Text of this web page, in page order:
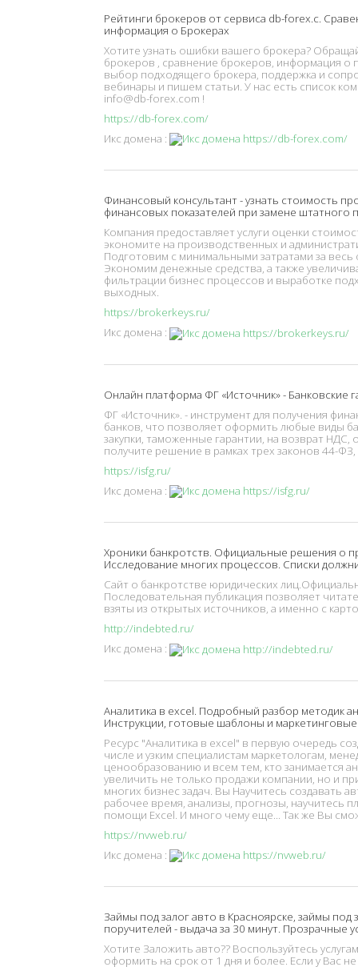
Рейтинги брокеров от сервиса db-forex.c.
информация о Брокерах
Хотите узнать ошибки вашего брокера?
брокеров , сравнение брокеров, информация о
выбор подходящего брокера, поддержка и
вебинары и пишем статьи. У нас есть список
info@db-forex.com !
https://db-forex.com/
Икс домена :
Финансовый консультант - узнать стоимость
финансовых показателей при замене штатного
Компания предоставляет услуги оценки
экономите на производственных и
Подготовим с минимальными затратами за
Экономим денежные средства, а также
фильтрации бизнес процессов и выработке
выходных.
https://brokerkeys.ru/
Икс домена :
Онлайн платформа ФГ «Источник» - Банковские
ФГ «Источник». - инструмент для получения
банков, что позволяет оформить любые виды
закупки, таможенные гарантии, на возврат
получите решение в рамках трех законов 44-
https://isfg.ru/
Икс домена :
Хроники банкротств. Официальные решения о
Исследование многих процессов. Списки
Сайт о банкротстве юридических
Последовательная публикация позволяет
взяты из открытых источников, а именно с
http://indebted.ru/
Икс домена :
Аналитика в excel. Подробный разбор методик
Инструкции, готовые шаблоны и
Ресурс "Аналитика в excel" в первую очередь
числе и узким специалистам маркетологам,
ценообразованию и всем тем, кто занимается
увеличить не только продажи компании, но и
многих бизнес задач. Вы Научитесь создавать
рабочее время, анализы, прогнозы, научитесь
помощи Excel. И много чему еще... Так же Вы
https://nvweb.ru/
Икс домена :
Займы под залог авто в Красноярске, займы под
поручителей - выдача за 30 минут. Прозрачные
Хотите Заложить авто?? Воспользуйтесь
оформить на срок от 1 дня и более. Если у Вас